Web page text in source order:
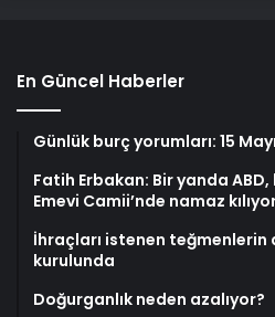
En Güncel Haberler
Günlük burç yorumları: 15
Fatih Erbakan: Bir yanda
Emevi Camii’nde namaz
İhraçları istenen teğmenlerin
kurulunda
Doğurganlık neden azalıyor?